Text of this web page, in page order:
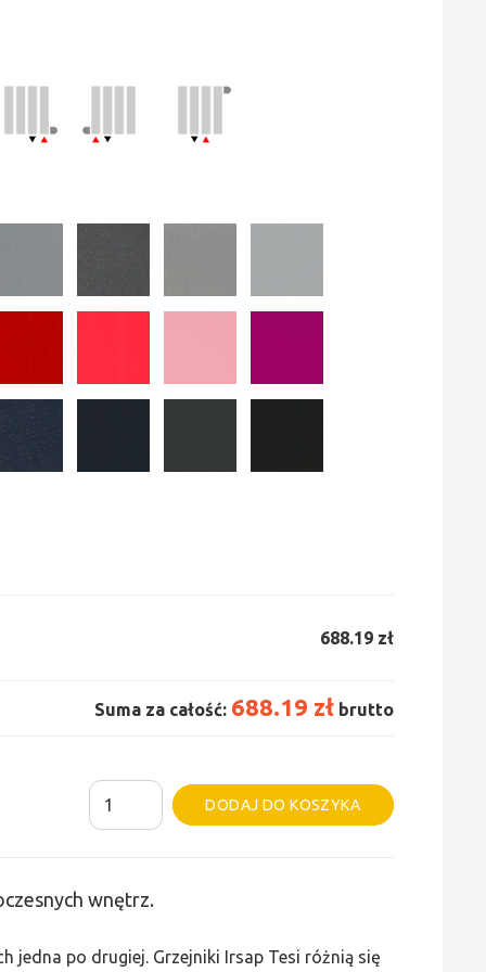
688.19 zł
Suma za całość: 688.19 zł brutto
ilość
Grzejnik
DODAJ DO KOSZYKA
Alternative:
wnętrz.
jedna po drugiej. Grzejniki Irsap Tesi różnią się